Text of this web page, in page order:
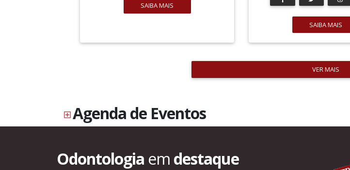
SAIBA MAIS
SAIBA MAIS
VER MAIS
Agenda de Eventos
Odontologia em destaque